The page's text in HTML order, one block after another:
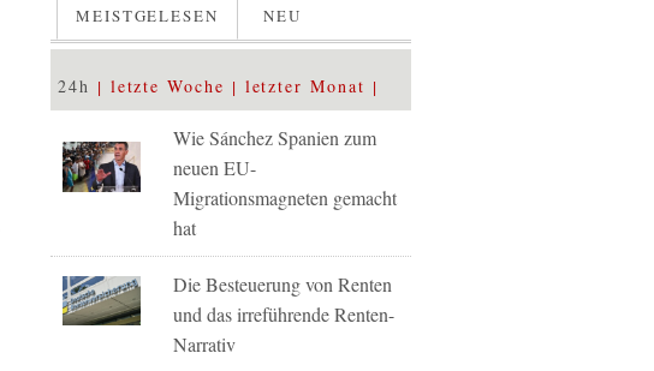
MEISTGELESEN NEU
24h letzte Woche letzter Monat
Wie Sánchez Spanien zum
neuen EU-
Migrationsmagneten gemacht
hat
Die Besteuerung von Renten
und das irreführende Renten-
Narrativ